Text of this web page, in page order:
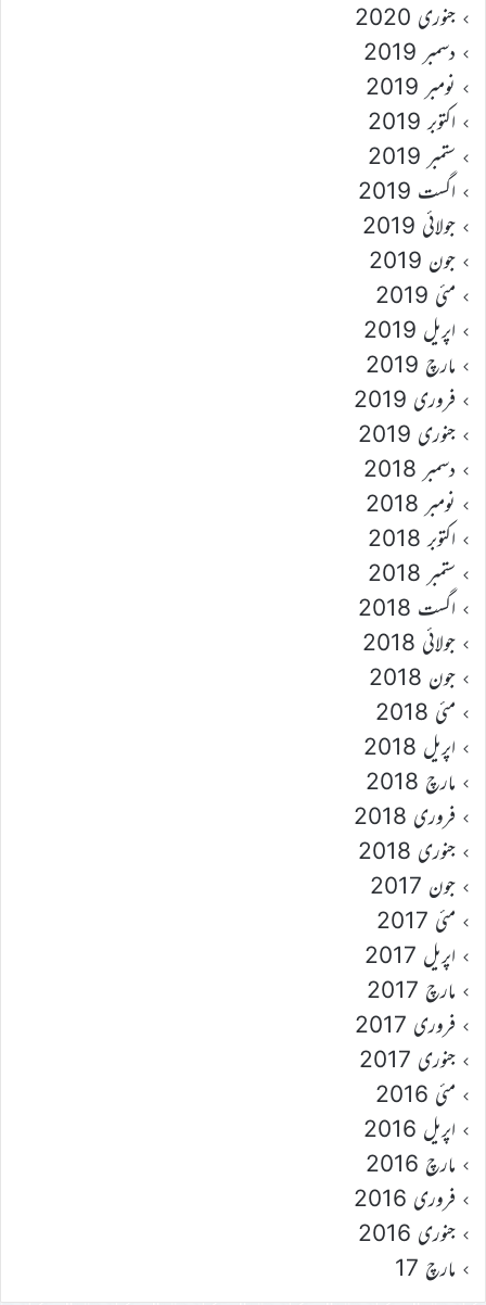
جنوری 2020
دسمبر 2019
نومبر 2019
اکتوبر 2019
ستمبر 2019
اگست 2019
جولائی 2019
جون 2019
مئی 2019
اپریل 2019
مارچ 2019
فروری 2019
جنوری 2019
دسمبر 2018
نومبر 2018
اکتوبر 2018
ستمبر 2018
اگست 2018
جولائی 2018
جون 2018
مئی 2018
اپریل 2018
مارچ 2018
فروری 2018
جنوری 2018
جون 2017
مئی 2017
اپریل 2017
مارچ 2017
فروری 2017
جنوری 2017
مئی 2016
اپریل 2016
مارچ 2016
فروری 2016
جنوری 2016
مارچ 17